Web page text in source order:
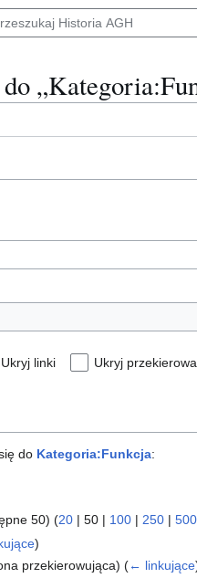
Ukryj linki Ukryj
do Kategoria:Funkcja:
50) (20 | 50 | 100 | 250 | 500
)
przekierowująca)(← linkujące